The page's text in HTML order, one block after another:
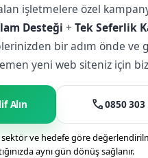
işletmelere özel
Desteği +Tek Seferlik
bir adım önde ve
yeni web siteniz için
Alın call0850 303
ve hedefe göre
aynı gün dönüş sağlanır.